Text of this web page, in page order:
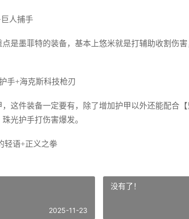
人捕手
是墨菲特的装备，基本上悠米就是打辅助收割伤
手+海克斯科技枪刃
这件装备一定要有，除了增加护甲以外还能配合
光护手打伤害爆发。
轻语+正义之拳
2025-11-23
没有了！